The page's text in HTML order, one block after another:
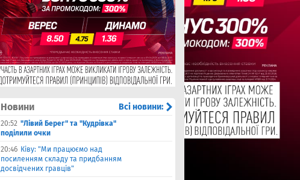
Новини Всі новини:
20:52 "Лівий Берег" та "Кудрівка"
поділили очки
20:46 Ківу: "Ми працюємо над
посиленням складу та придбанням
досвідчених гравців"